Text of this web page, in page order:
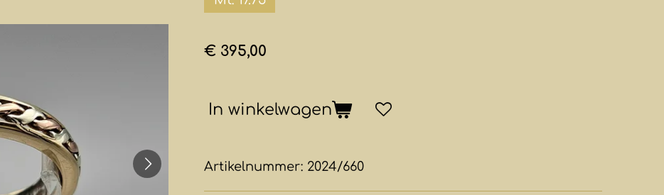
€ 395,00
In winkelwagen
Artikelnummer: 2024/660